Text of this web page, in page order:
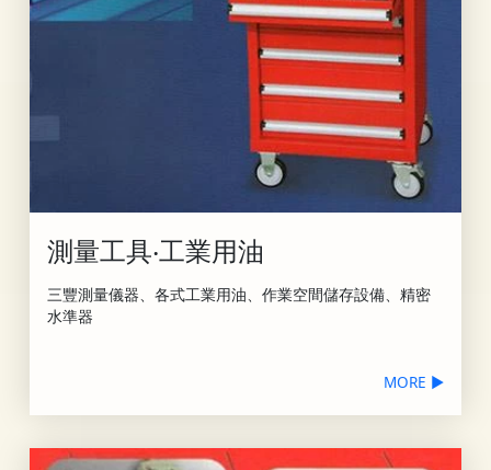
測量工具‧工業用油
三豐測量儀器、各式工業用油、作業空間儲存設備、精密
水準器
MORE ▶